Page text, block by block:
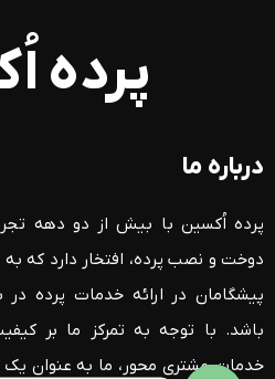
پرده
درباره ما
پرده اُکسین با بیش از دو دهه
دوخت و نصب پرده، افتخار دارد که به
پیشگامان در ارائه خدمات پرده در
باشد. با توجه به تمرکز ما بر
خدمات مشتری محور، ما به عنوان یک